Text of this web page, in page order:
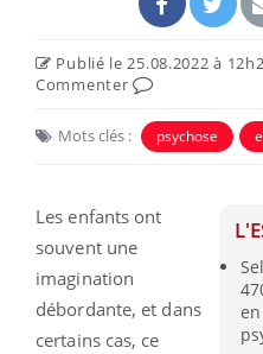
Publié le 25.08.2022 à
Commenter
Mots clés : psychose
Les enfants ont
souvent une
imagination
débordante, et dans
certains cas, ce